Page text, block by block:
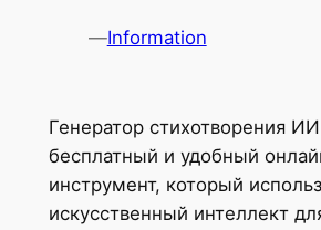
—Information
Генератор стихотворения
бесплатный и удобный
инструмент, который
искусственный интеллект